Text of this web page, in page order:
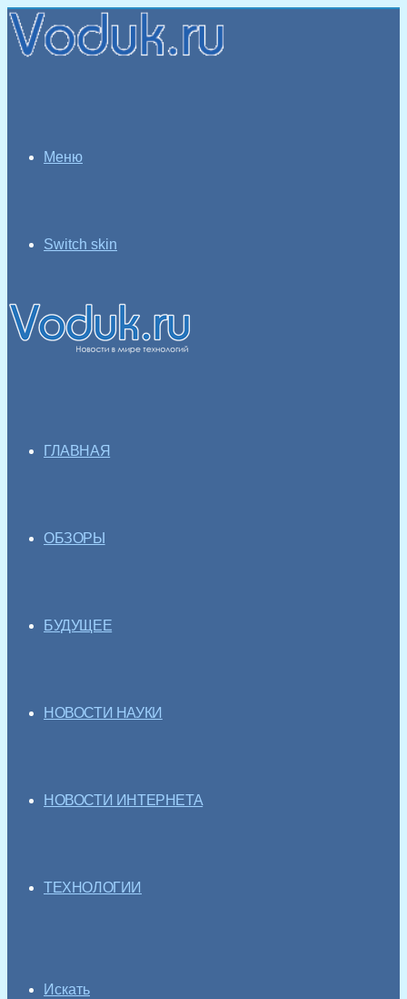
Меню
Switch skin
ГЛАВНАЯ
ОБЗОРЫ
БУДУЩЕЕ
НОВОСТИ НАУКИ
НОВОСТИ ИНТЕРНЕТА
ТЕХНОЛОГИИ
Искать